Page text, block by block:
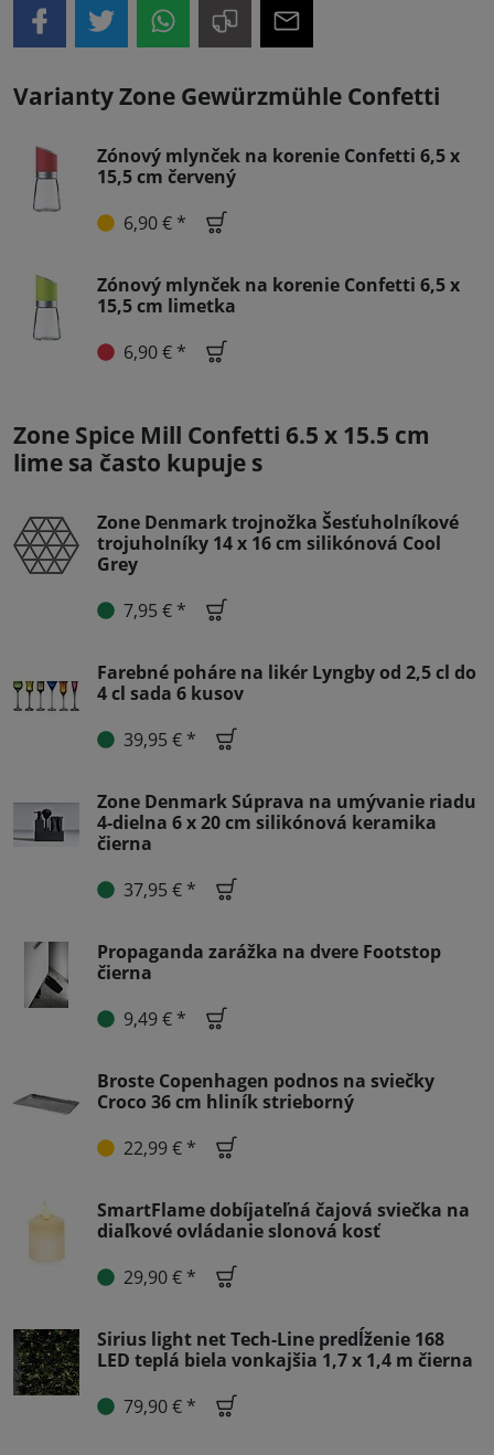
Varianty Zone Gewürzmühle Confetti
Zónový mlynček na korenie Confetti 6,5 x
15,5 cm červený
6,90 € *
Zónový mlynček na korenie Confetti 6,5 x
15,5 cm limetka
6,90 € *
Zone Spice Mill Confetti 6.5 x 15.5 cm
lime sa často kupuje s
Zone Denmark trojnožka Šesťuholníkové
trojuholníky 14 x 16 cm silikónová Cool
Grey
7,95 € *
Farebné poháre na likér Lyngby od 2,5 cl do
4 cl sada 6 kusov
39,95 € *
Zone Denmark Súprava na umývanie riadu
4-dielna 6 x 20 cm silikónová keramika
čierna
37,95 € *
Propaganda zarážka na dvere Footstop
čierna
9,49 € *
Broste Copenhagen podnos na sviečky
Croco 36 cm hliník strieborný
22,99 € *
SmartFlame dobíjateľná čajová sviečka na
diaľkové ovládanie slonová kosť
29,90 € *
Sirius light net Tech-Line predĺženie 168
LED teplá biela vonkajšia 1,7 x 1,4 m čierna
79,90 € *